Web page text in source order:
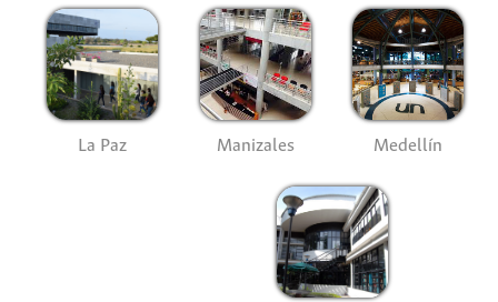
La Paz Manizales Medellín